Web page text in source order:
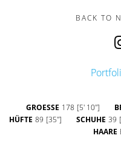
BACK TO
GROESSE 178 [5' 10'']
HÜFTE 89 [35''] SCHUHE 39
HAARE